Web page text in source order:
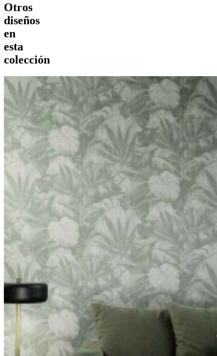
Otros
diseños
en
esta
colección